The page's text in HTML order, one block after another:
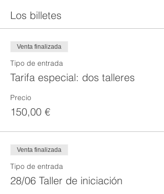
Los billetes
Venta finalizada
Tipo de entrada
Tarifa especial: dos talleres
Precio
150,00 €
Venta finalizada
Tipo de entrada
28/06 Taller de iniciación